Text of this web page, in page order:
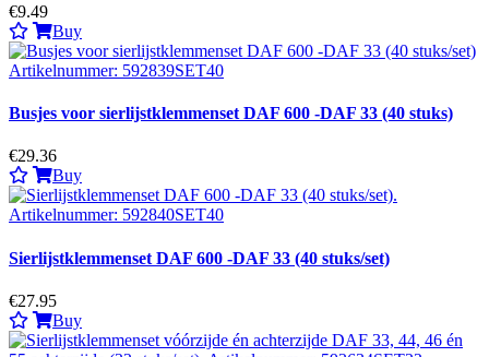
€9.49
Buy
Busjes voor sierlijstklemmenset DAF 600 -DAF 33 (40 stuks)
€29.36
Buy
Sierlijstklemmenset DAF 600 -DAF 33 (40 stuks/set)
€27.95
Buy